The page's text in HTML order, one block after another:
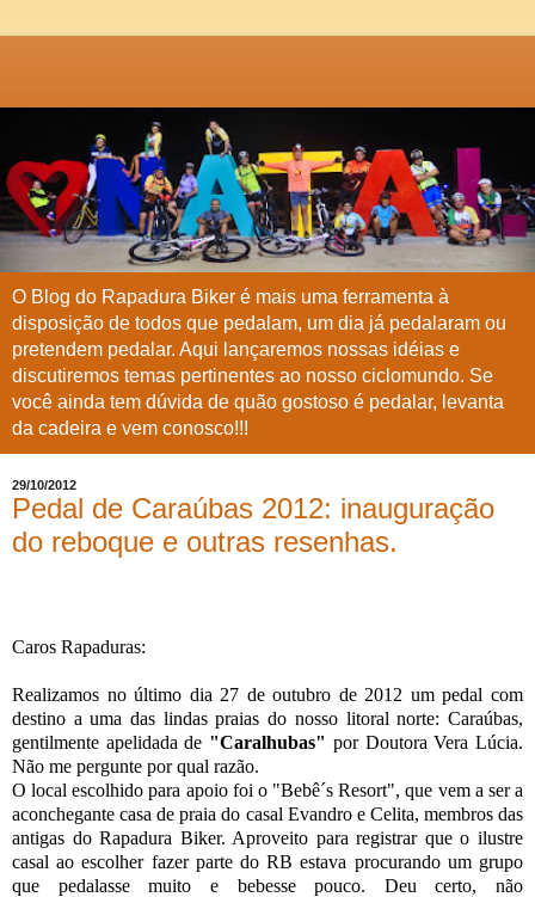
O Blog do Rapadura Biker é mais uma ferramenta à
disposição de todos que pedalam, um dia já pedalaram ou
pretendem pedalar. Aqui lançaremos nossas idéias e
discutiremos temas pertinentes ao nosso ciclomundo. Se
você ainda tem dúvida de quão gostoso é pedalar, levanta
da cadeira e vem conosco!!!
29/10/2012
Pedal de Caraúbas 2012: inauguração
do reboque e outras resenhas.
Caros Rapaduras:
Realizamos no último dia 27 de outubro de 2012 um pedal com
destino a uma das lindas praias do nosso litoral norte: Caraúbas,
gentilmente apelidada de "Caralhubas" por Doutora Vera Lúcia.
Não me pergunte por qual razão.
O local escolhido para apoio foi o "Bebê´s Resort", que vem a ser a
aconchegante casa de praia do casal Evandro e Celita, membros das
antigas do Rapadura Biker. Aproveito para registrar que o ilustre
casal ao escolher fazer parte do RB estava procurando um grupo
que pedalasse muito e bebesse pouco. Deu certo, não